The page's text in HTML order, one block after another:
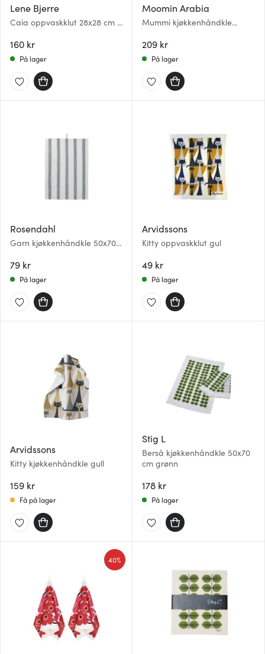
Lene Bjerre
Caia oppvaskklut 28x28 cm 2
160 kr
På lager
Moomin Arabia
Mummi kjøkkenhåndkle
209 kr
På lager
Rosendahl
Garn kjøkkenhåndkle 50x70
79 kr
På lager
Arvidssons
Kitty oppvaskklut gul
49 kr
På lager
Arvidssons
Kitty kjøkkenhåndkle gull
159 kr
Få på lager
Stig L
Berså kjøkkenhåndkle 50x70
cm grønn
178 kr
På lager
40%